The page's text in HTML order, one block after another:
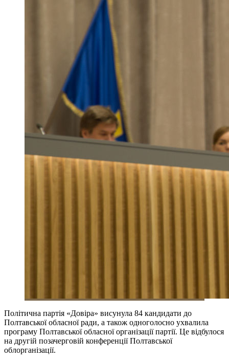
Політична партія «Довіра» висунула 84 кандидати до
Полтавської обласної ради, а також одноголосно ухвалила
програму Полтавської обласної організації партії. Це відбулося
на другій позачерговій конференції Полтавської
облорганізації.